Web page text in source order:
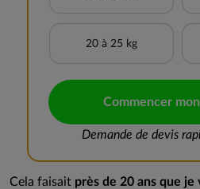
20 à 25 kg
Commencer
Demande de devis
Cela faisait près de 20 ans que je